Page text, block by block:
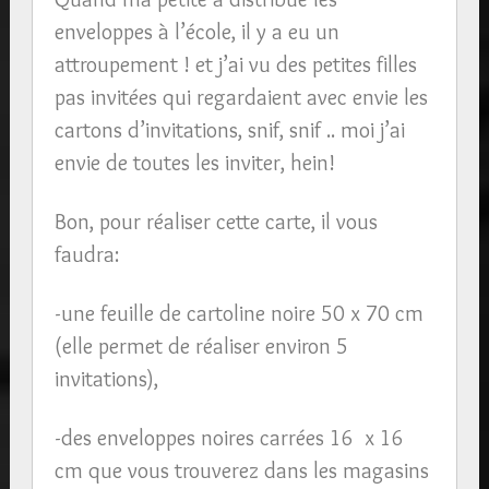
enveloppes à l’école, il y a eu un
attroupement ! et j’ai vu des petites filles
pas invitées qui regardaient avec envie les
cartons d’invitations, snif, snif .. moi j’ai
envie de toutes les inviter, hein!
Bon, pour réaliser cette carte, il vous
faudra:
-une feuille de cartoline noire 50 x 70 cm
(elle permet de réaliser environ 5
invitations),
-des enveloppes noires carrées 16 x 16
cm que vous trouverez dans les magasins